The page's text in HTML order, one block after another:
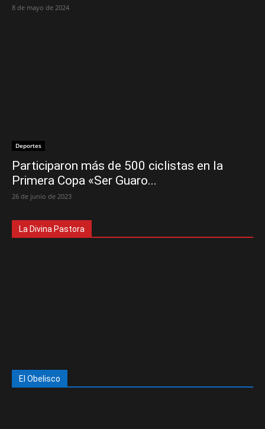
8 de mayo de 2024
Deportes
Participaron más de 500 ciclistas en la
Primera Copa «Ser Guaro...
26 de junio de 2023
La Divina Pastora
El Obelisco